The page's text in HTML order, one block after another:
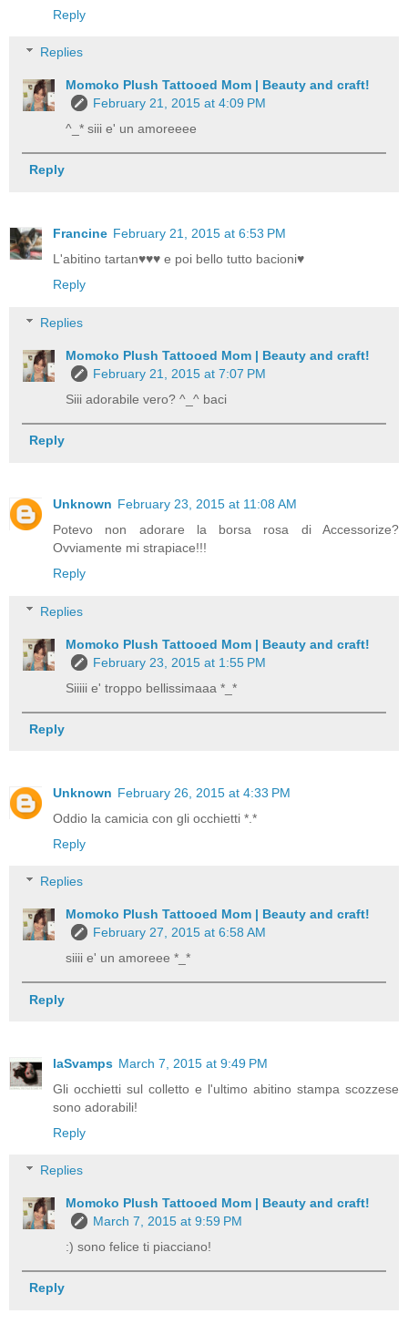
Reply
Replies
Momoko Plush Tattooed Mom | Beauty and craft!
February 21, 2015 at 4:09 PM
^_* siii e' un amoreeee
Reply
Francine February 21, 2015 at 6:53 PM
L'abitino tartan♥♥♥ e poi bello tutto bacioni♥
Reply
Replies
Momoko Plush Tattooed Mom | Beauty and craft!
February 21, 2015 at 7:07 PM
Siii adorabile vero? ^_^ baci
Reply
Unknown February 23, 2015 at 11:08 AM
Potevo non adorare la borsa rosa di Accessorize?
Ovviamente mi strapiace!!!
Reply
Replies
Momoko Plush Tattooed Mom | Beauty and craft!
February 23, 2015 at 1:55 PM
Siiiii e' troppo bellissimaaa *_*
Reply
Unknown February 26, 2015 at 4:33 PM
Oddio la camicia con gli occhietti *.*
Reply
Replies
Momoko Plush Tattooed Mom | Beauty and craft!
February 27, 2015 at 6:58 AM
siiii e' un amoreee *_*
Reply
laSvamps March 7, 2015 at 9:49 PM
Gli occhietti sul colletto e l'ultimo abitino stampa scozzese
sono adorabili!
Reply
Replies
Momoko Plush Tattooed Mom | Beauty and craft!
March 7, 2015 at 9:59 PM
:) sono felice ti piacciano!
Reply